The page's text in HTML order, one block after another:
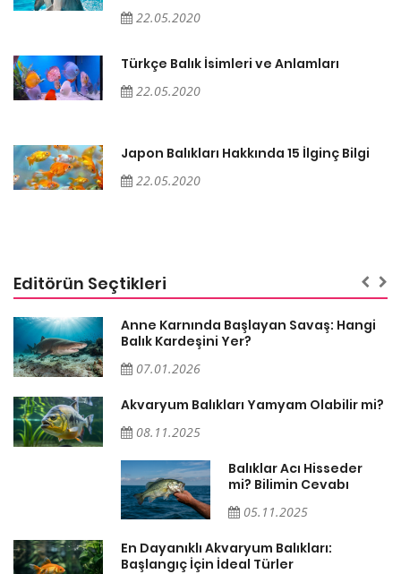
22.05.2020
Türkçe Balık İsimleri ve Anlamları
22.05.2020
Japon Balıkları Hakkında 15 İlginç Bilgi
22.05.2020
Editörün Seçtikleri
Anne Karnında Başlayan Savaş: Hangi
Balık Kardeşini Yer?
07.01.2026
Akvaryum Balıkları Yamyam Olabilir mi?
08.11.2025
Balıklar Acı Hisseder
mi? Bilimin Cevabı
05.11.2025
En Dayanıklı Akvaryum Balıkları:
Başlangıç İçin İdeal Türler